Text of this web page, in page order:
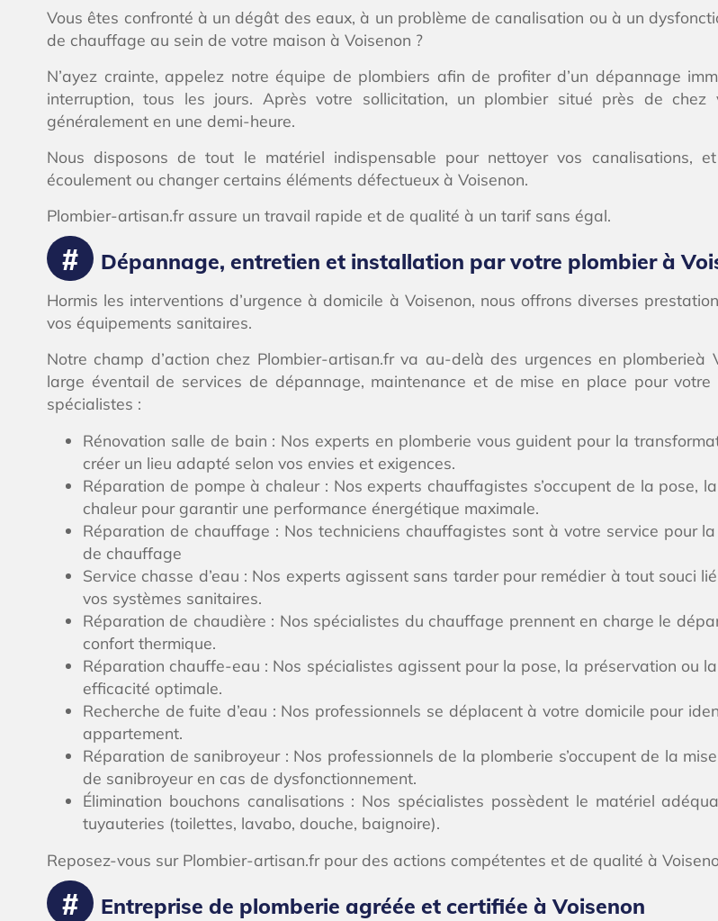
Vous êtes confronté à un dégât des eaux, à un problème de canalisation ou à un
de chauffage au sein de votre maison à Voisenon ?
N’ayez crainte, appelez notre équipe de plombiers afin de profiter d’un dépannage
interruption, tous les jours. Après votre sollicitation, un plombier situé près de
généralement en une demi-heure.
Nous disposons de tout le matériel indispensable pour nettoyer vos canalisations,
écoulement ou changer certains éléments défectueux à Voisenon.
Plombier-artisan.fr assure un travail rapide et de qualité à un tarif sans égal.
Dépannage, entretien et installation par votre plombier à
Hormis les interventions d’urgence à domicile à Voisenon, nous offrons diverses
vos équipements sanitaires.
Notre champ d’action chez Plombier-artisan.fr va au-delà des urgences en
large éventail de services de dépannage, maintenance et de mise en place pour
spécialistes :
Rénovation salle de bain : Nos experts en plomberie vous guident pour la
créer un lieu adapté selon vos envies et exigences.
Réparation de pompe à chaleur : Nos experts chauffagistes s’occupent de la pose,
chaleur pour garantir une performance énergétique maximale.
Réparation de chauffage : Nos techniciens chauffagistes sont à votre service pour
de chauffage
Service chasse d’eau : Nos experts agissent sans tarder pour remédier à tout souci
vos systèmes sanitaires.
Réparation de chaudière : Nos spécialistes du chauffage prennent en charge le
confort thermique.
Réparation chauffe-eau : Nos spécialistes agissent pour la pose, la préservation ou
efficacité optimale.
Recherche de fuite d’eau : Nos professionnels se déplacent à votre domicile pour
appartement.
Réparation de sanibroyeur : Nos professionnels de la plomberie s’occupent de la
de sanibroyeur en cas de dysfonctionnement.
Élimination bouchons canalisations : Nos spécialistes possèdent le matériel
tuyauteries (toilettes, lavabo, douche, baignoire).
Reposez-vous sur Plombier-artisan.fr pour des actions compétentes et de qualité à
Entreprise de plomberie agréée et certifiée à Voisenon